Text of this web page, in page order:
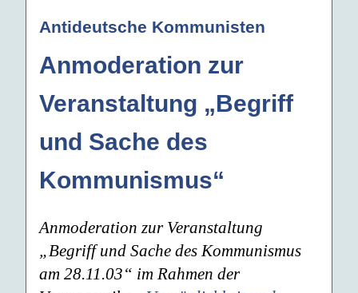
Antideutsche Kommunisten
Anmoderation zur
Veranstaltung „Begriff
und Sache des
Kommunismus“
Anmoderation zur Veranstaltung
„Begriff und Sache des Kommunismus
am 28.11.03“ im Rahmen der